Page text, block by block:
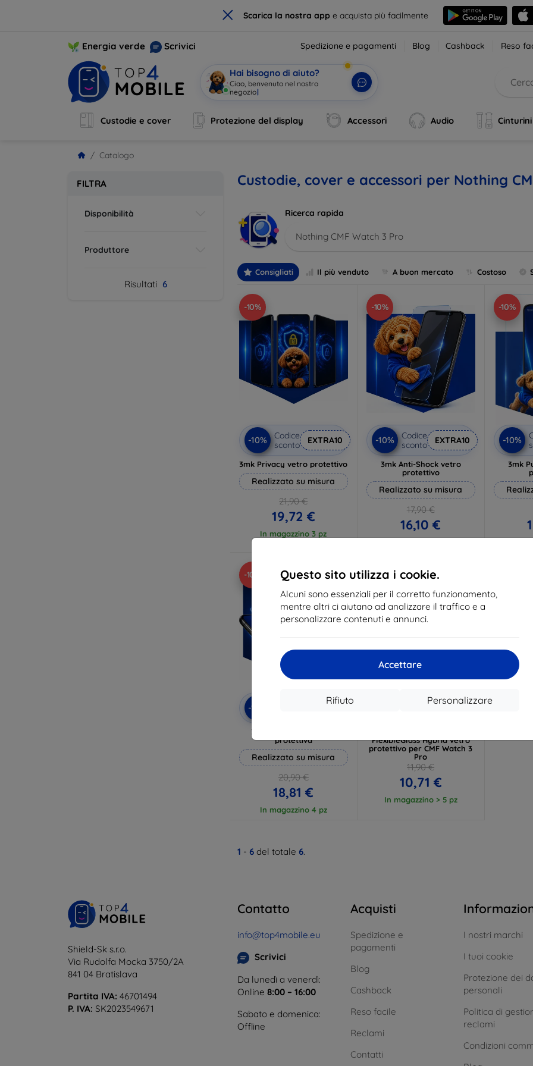
× Scarica la nostra appe acquista più facilmente
Questo sito utilizza i cookie.
Alcuni sono essenziali per il corretto funzionamento,
mentre altri ci aiutano ad analizzare il traffico e a
personalizzare contenuti e annunci.
Accettare
Personalizzare
Rifiuto
Energia verde Scrivici Spedizione e pagamenti Blog Cashback Reso
Hai bisogno di aiuto?
Ciao, benvenuto nel nostro
negozi|
Custodie e cover Protezione del display Accessori Audio Cinturini
Catalogo
FILTRA
Disponibilità
Produttore
Risultati 6
Custodie, cover e accessori per Nothing
Ricerca rapida
Nothing CMF Watch 3 Pro
Consigliati Il più venduto A buon mercato Costoso
-10%
-10%
Codice
sconto
EXTRA10
3mk Privacy vetro protettivo
Realizzato su misura
21,90 €
19,72 €
In magazzino 3 pz
-10%
-10%
Codice
sconto
EXTRA10
3mk Anti-Shock vetro
protettivo
Realizzato su misura
17,90 €
16,10 €
-10%
-10%
3mk
In
-10%
-10%
3mk Hammer pellicola
protettiva
Realizzato su misura
20,90 €
18,81 €
In magazzino 4 pz
-10%
EXTRA10
FlexibleGlass Hybrid vetro
protettivo per CMF Watch 3
Pro
11,90 €
10,71 €
In magazzino > 5 pz
1 - 6 del totale 6.
Shield-Sk s.r.o.
Via Rudolfa Mocka 3750/2A
841 04 Bratislava
Partita IVA: 46701494
P. IVA: SK2023549671
Contatto
info@top4mobile.eu
Scrivici
Da lunedì a venerdì:
Online 8:00 – 16:00
Sabato e domenica:
Offline
Acquisti
Spedizione e
pagamenti
Blog
Cashback
Reso facile
Reclami
Contatti
I nostri marchi
I tuoi cookie
Protezione dei
personali
Politica di
reclami
Condizioni